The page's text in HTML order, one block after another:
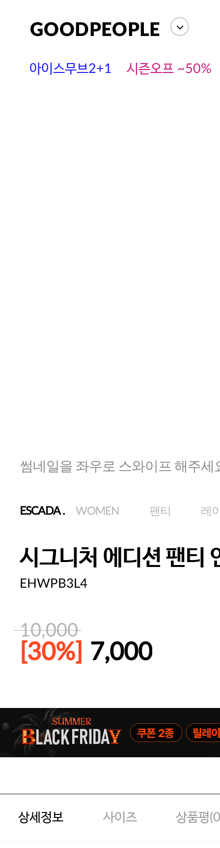
아이스무브2+1 시즌오프 ~50%
썸네일을 좌우로 스와이프 해주세
ESCADA. WOMEN 팬티 레
시그니처 에디션 팬티
EHWPB3L4
10,000
[30%] 7,000
[썸머블프] 1만원 할인 쿠폰(8.1~31)
[썸머블프] 2만원 할인 쿠폰(8.1~31)
상세정보 사이즈 상품평(0